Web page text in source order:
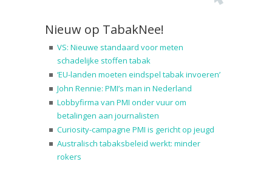
Nieuw op TabakNee!
VS: Nieuwe standaard voor meten
schadelijke stoffen tabak
‘EU-landen moeten eindspel tabak invoeren’
John Rennie: PMI’s man in Nederland
Lobbyfirma van PMI onder vuur om
betalingen aan journalisten
Curiosity-campagne PMI is gericht op jeugd
Australisch tabaksbeleid werkt: minder
rokers